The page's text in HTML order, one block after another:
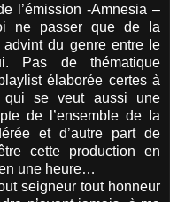
l’émission -Amnesia –
ne passer que de la
advint du genre entre le
Pas de thématique
élaborée certes à
se veut aussi une
de l’ensemble de la
et d’autre part de
cette production en
une heure…
seigneur tout honneur